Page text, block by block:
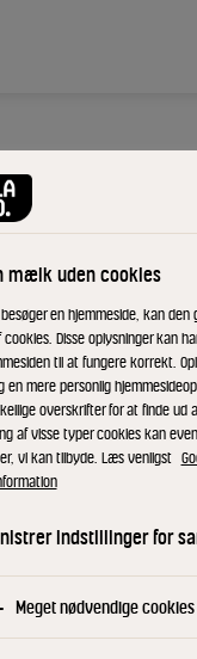
mælk uden cookies
en hjemmeside, kan
cookies. Disse oplysninger kan
til at fungere korrekt.
en mere personlig
overskrifter for at finde ud
af visse typer cookies kan
vi kan tilbyde. Læs venligst
indstillinger for
Meget nødvendige cookies